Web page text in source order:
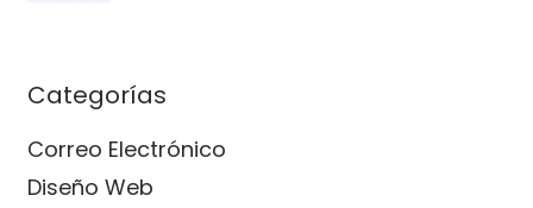
Categorías
Correo Electrónico
Diseño Web